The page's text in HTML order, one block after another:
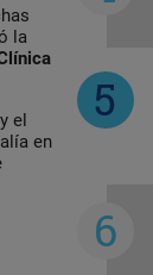
la
el
en